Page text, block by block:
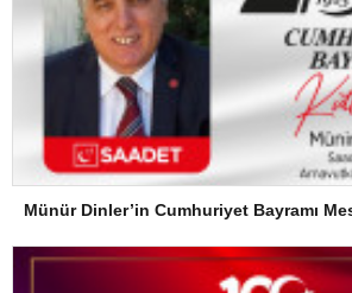
Münür Dinler’in Cumhuriyet Bayramı